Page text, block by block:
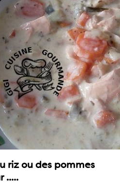
riz ou des pommes
.....